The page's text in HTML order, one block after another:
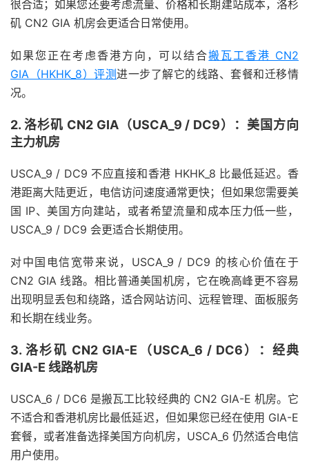
很合适；如果您还要考虑流量、价格和长期建站成本，洛杉
矶 CN2 GIA 机房会更适合日常使用。
如果您正在考虑香港方向，可以结合搬瓦工香港 CN2
GIA（HKHK_8）评测进一步了解它的线路、套餐和迁移情
况。
2. 洛杉矶 CN2 GIA（USCA_9 / DC9）：美国方向
主力机房
USCA_9 / DC9 不应直接和香港 HKHK_8 比最低延迟。香
港距离大陆更近，电信访问速度通常更快；但如果您需要美
国 IP、美国方向建站，或者希望流量和成本压力低一些，
USCA_9 / DC9 会更适合长期使用。
对中国电信宽带来说，USCA_9 / DC9 的核心价值在于
CN2 GIA 线路。相比普通美国机房，它在晚高峰更不容易
出现明显丢包和绕路，适合网站访问、远程管理、面板服务
和长期在线业务。
3. 洛杉矶 CN2 GIA-E（USCA_6 / DC6）：经典
GIA-E 线路机房
USCA_6 / DC6 是搬瓦工比较经典的 CN2 GIA-E 机房。它
不适合和香港机房比最低延迟，但如果您已经在使用 GIA-E
套餐，或者准备选择美国方向机房，USCA_6 仍然适合电信
用户使用。